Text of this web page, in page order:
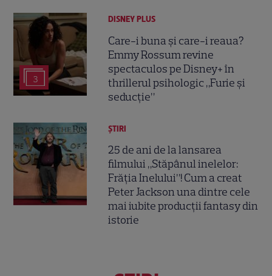
3
DISNEY PLUS
Care-i buna și care-i reaua?
Emmy Rossum revine
spectaculos pe Disney+ în
thrillerul psihologic „Furie și
seducție”
ȘTIRI
25 de ani de la lansarea
filmului „Stăpânul inelelor:
Frăția Inelului”! Cum a creat
Peter Jackson una dintre cele
mai iubite producții fantasy din
istorie